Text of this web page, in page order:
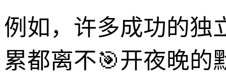
例如，许多成功的独
累都离不🎯开夜晚的